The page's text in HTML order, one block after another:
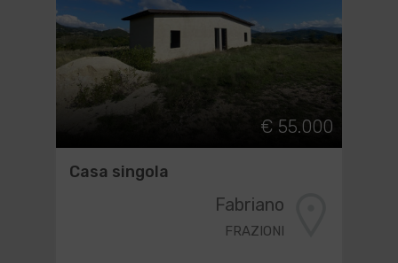
€ 55.000
Casa singola
Fabriano
FRAZIONI